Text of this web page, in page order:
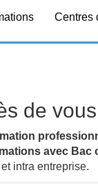
Centres
de
avec Bac
intra entreprise.